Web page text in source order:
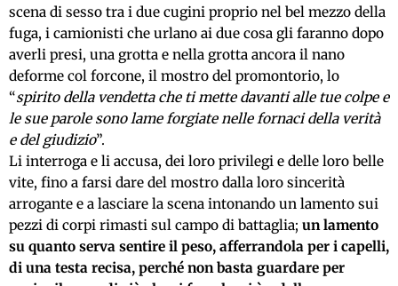
scena di sesso tra i due cugini proprio nel bel mezzo della
fuga, i camionisti che urlano ai due cosa gli faranno dopo
averli presi, una grotta e nella grotta ancora il nano
deforme col forcone, il mostro del promontorio, lo
“spirito della vendetta che ti mette davanti alle tue colpe e
le sue parole sono lame forgiate nelle fornaci della verità
e del giudizio”.
Li interroga e li accusa, dei loro privilegi e delle loro belle
vite, fino a farsi dare del mostro dalla loro sincerità
arrogante e a lasciare la scena intonando un lamento sui
pezzi di corpi rimasti sul campo di battaglia; un lamento
su quanto serva sentire il peso, afferrandola per i capelli,
di una testa recisa, perché non basta guardare per